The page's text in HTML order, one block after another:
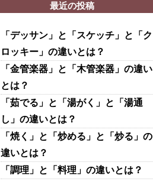
最近の投稿
「デッサン」と「スケッチ」と「ク
ロッキー」の違いとは？
「金管楽器」と「木管楽器」の違い
とは？
「茹でる」と「湯がく」と「湯通
し」の違いとは？
「焼く」と「炒める」と「炒る」の
違いとは？
「調理」と「料理」の違いとは？